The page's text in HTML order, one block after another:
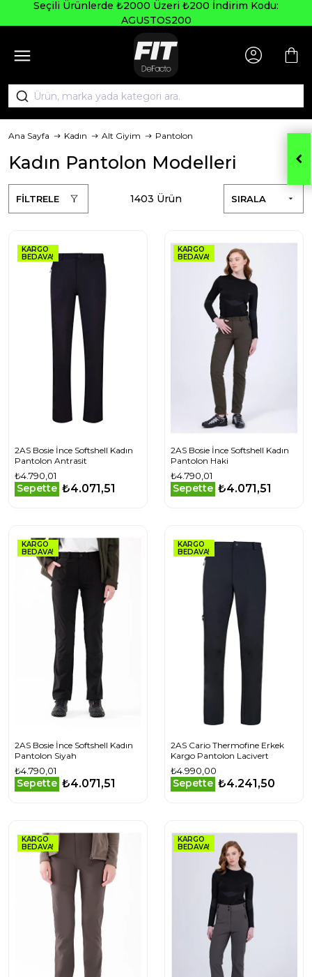
Seçili Ürünlerde ₺2000 Üzeri ₺200 İndirim Kodu:
AGUSTOS200
Ana Sayfa Kadın Alt Giyim Pantolon
Kadın Pantolon Modelleri
FİLTRELE SIRALA
1403 Ürün
KARGO
BEDAVA!
2AS Bosie İnce Softshell Kadın
Pantolon Antrasit
₺4.790,01
Sepette ₺4.071,51
KARGO
BEDAVA!
2AS Bosie İnce Softshell Kadın
Pantolon Haki
₺4.790,01
Sepette ₺4.071,51
KARGO
BEDAVA!
2AS Bosie İnce Softshell Kadın
Pantolon Siyah
₺4.790,01
Sepette ₺4.071,51
KARGO
BEDAVA!
2AS Cario Thermofine Erkek
Kargo Pantolon Lacivert
₺4.990,00
Sepette ₺4.241,50
KARGO
BEDAVA!
KARGO
BEDAVA!